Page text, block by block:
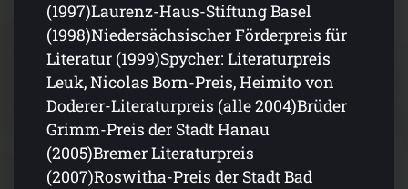
(1997)Laurenz-Haus-Stiftung Basel
(1998)Niedersächsischer Förderpreis für
Literatur (1999)Spycher: Literaturpreis
Leuk, Nicolas Born-Preis, Heimito von
Doderer-Literaturpreis (alle 2004)Brüder
Grimm-Preis der Stadt Hanau
(2005)Bremer Literaturpreis
(2007)Roswitha-Preis der Stadt Bad